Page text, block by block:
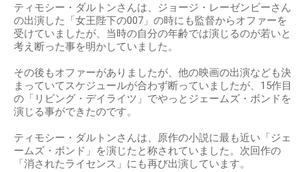
ティモシー・ダルトンさんは、ジョージ・レーゼンビーさん
の出演した「女王陛下の007」の時にも監督からオファーを
受けていましたが、当時の自分の年齢では演じるのが若いと
考え断った事を明かしていました。
その後もオファーがありましたが、他の映画の出演なども決
まっていてスケジュールが合わず断っていましたが、15作目
の「リビング・デイライツ」でやっとジェームズ・ボンドを
演じる事ができたのです。
ティモシー・ダルトンさんは、原作の小説に最も近い「ジェ
ームズ・ボンド」を演じたと称されていました。次回作の
「消されたライセンス」にも再び出演しています。